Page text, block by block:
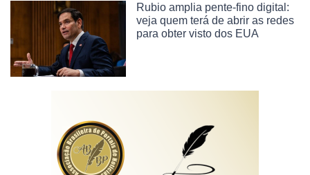
Rubio amplia pente-fino digital:
veja quem terá de abrir as redes
para obter visto dos EUA